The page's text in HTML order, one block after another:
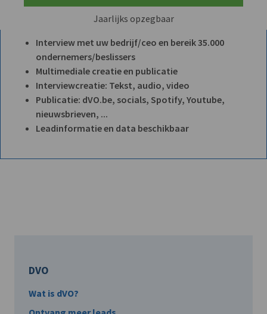
Jaarlijks opzegbaar
Interview met uw bedrijf/ceo en bereik 35.000
ondernemers/beslissers
Multimediale creatie en publicatie
Interviewcreatie: Tekst, audio, video
Publicatie: dVO.be, socials, Spotify, Youtube,
nieuwsbrieven, ...
Leadinformatie en data beschikbaar
DVO
Wat is dVO?